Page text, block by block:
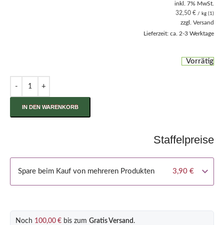
inkl. 7% MwSt.
32,50 € / kg (1)
zzgl. Versand
Lieferzeit: ca. 2-3 Werktage
Vorrätig
IN DEN WARENKORB
Staffelpreise
Spare beim Kauf von mehreren Produkten 3,90 €
Noch 100,00 € bis zum Gratis Versand .